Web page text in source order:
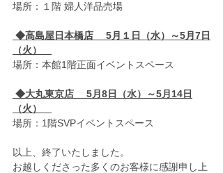
場所：１階 婦人洋品売場
（火）
場所：本館1階正面イベントスペース
（火）
場所：1階SVPイベントスペース
以上、終了いたしました。
お越しくださった多くのお客様に感謝申し上